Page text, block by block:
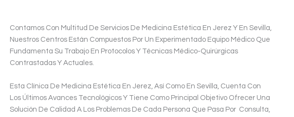
Contamos Con Multitud De Servicios De Medicina Estética En Jerez Y En Sevilla,
Nuestros Centros Están Compuestos Por Un Experimentado Equipo Médico Que
Fundamenta Su Trabajo En Protocolos Y Técnicas Médico-Quirúrgicas
Contrastadas Y Actuales.
Esta Clínica De Medicina Estética En Jerez, Así Como En Sevilla, Cuenta Con
Los Últimos Avances Tecnológicos Y Tiene Como Principal Objetivo Ofrecer Una
Solución De Calidad A Los Problemas De Cada Persona Que Pasa Por Consulta,